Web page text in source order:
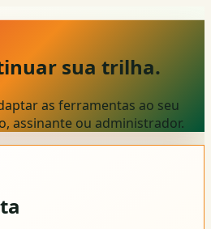
sua trilha.
as ferramentas ao seu
assinante ou administrador.